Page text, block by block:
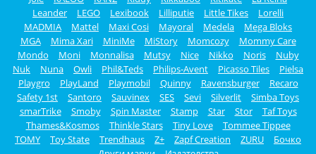
Leander
LEGO Lexibook Lilliputie Little Tikes
Lorelli
MADMIA
Mattel Maxi Cosi Mayoral Medela
Mega Bloks
MGA
Mima Xari MiniMe MiStory Momcozy
Mommy Care
Mondo
Moni Monnalisa Mutsy Nice Nikko Noris
Nuby
Nuk
Nuna Owli Phil&Teds Philips-Avent Picasso Tiles
Pielsa
Playgro
PlayLand Playmobil Quinny Ravensburger
Recaro
Safety 1st
Santoro Sauvinex SES Sevi Silverlit
Simba Toys
smarTrike
Smoby Spin Master Stamp Star Stor
Taf Toys
Thames&Kosmos
Thinkle Stars Tiny Love
Tommee Tippee
TOMY
Toy State Trendhaus Z+ Zapf Creation ZURU
Бочко